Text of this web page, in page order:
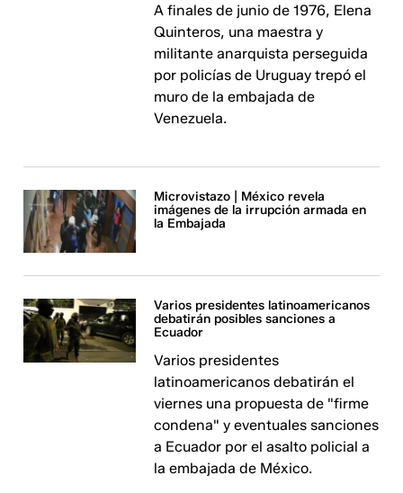
A finales de junio de 1976, Elena
Quinteros, una maestra y
militante anarquista perseguida
por policías de Uruguay trepó el
muro de la embajada de
Venezuela.
Microvistazo | México revela
imágenes de la irrupción armada en
la Embajada
Varios presidentes latinoamericanos
debatirán posibles sanciones a
Ecuador
Varios presidentes
latinoamericanos debatirán el
viernes una propuesta de "firme
condena" y eventuales sanciones
a Ecuador por el asalto policial a
la embajada de México.